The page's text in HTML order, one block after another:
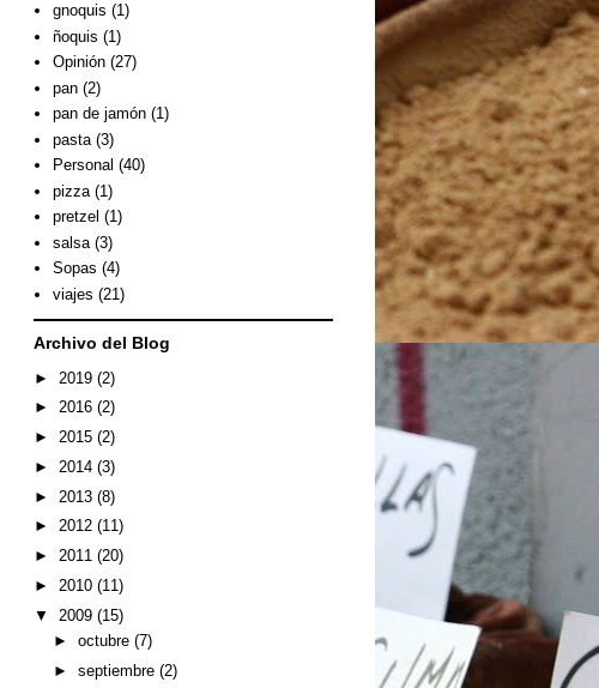
gnoquis (1)
ñoquis (1)
Opinión (27)
pan (2)
pan de jamón (1)
pasta (3)
Personal (40)
pizza (1)
pretzel (1)
salsa (3)
Sopas (4)
viajes (21)
Archivo del Blog
► 2019 (2)
► 2016 (2)
► 2015 (2)
► 2014 (3)
► 2013 (8)
► 2012 (11)
► 2011 (20)
► 2010 (11)
▼ 2009 (15)
► octubre (7)
► septiembre (2)